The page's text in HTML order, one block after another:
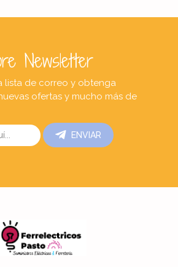
Newsletter
lista de correo y obtenga
ofertas y mucho más de
ENVIAR